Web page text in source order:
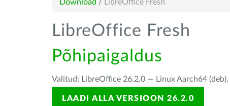
Download / LibreOffice Fresh
LibreOffice Fresh
Põhipaigaldus
Valitud: LibreOffice 26.2.0 — Linux Aarch64 (deb).
LAADI ALLA VERSIOON 26.2.0